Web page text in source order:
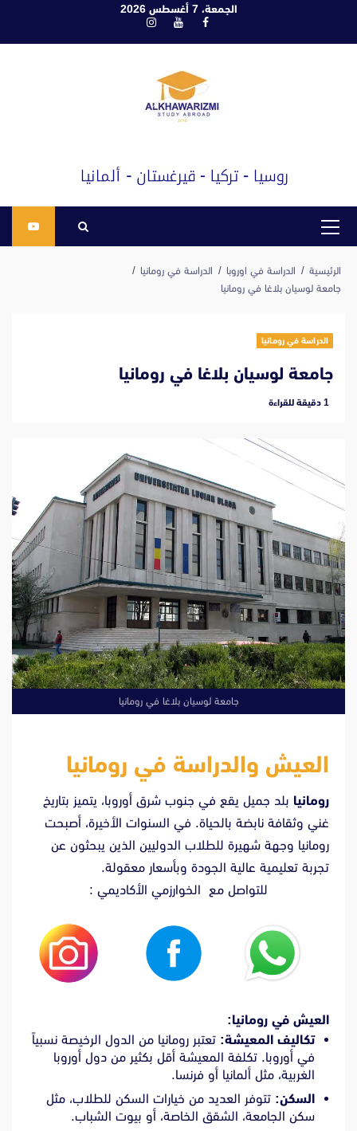
الجمعة، 7 أغسطس 2026
فيسبوكيوتيوبانستغرام
القائمة
الرئيسية الدراسة في اوروبا
الدراسة في رومانيا
جامعة لوسيان بلاغا في رومانيا
الدراسة في رومانيا
جامعة لوسيان بلاغا في رومانيا
‫1 دقيقة للقراءة
جامعة لوسيان بلاغا في رومانيا
العيش والدراسة في رومانيا
رومانيا بلد جميل يقع في جنوب شرق أوروبا، يتميز بتاريخ
غني وثقافة نابضة بالحياة. في السنوات الأخيرة، أصبحت
رومانيا وجهة شهيرة للطلاب الدوليين الذين يبحثون عن
تجربة تعليمية عالية الجودة وبأسعار معقولة.
للتواصل مع الخوارزمي الأكاديمي :
العيش في رومانيا:
تكاليف المعيشة: تعتبر رومانيا من الدول الرخيصة نسبياً
في أوروبا. تكلفة المعيشة أقل بكثير من دول أوروبا
الغربية، مثل ألمانيا أو فرنسا.
السكن: تتوفر العديد من خيارات السكن للطلاب، مثل
سكن الجامعة، الشقق الخاصة، أو بيوت الشباب.